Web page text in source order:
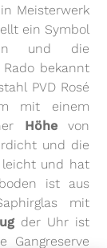
Meisterwerk
ein Symbol
und die
bekannt
PVD Rosé
mit einem
Höhe von
und die
leicht und hat
boden ist aus
mit
der Uhr ist
Gangreserve